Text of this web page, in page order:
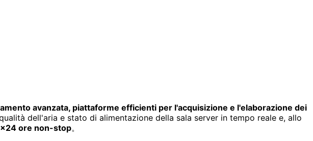
avanzata, piattaforme efficienti per l'acquisizione e l'elaborazione dei
dell'aria e stato di alimentazione della sala server in tempo reale e, allo
ore non-stop。